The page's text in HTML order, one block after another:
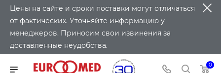
Цены на сайте и сроки поставки могут отличаться
от фактических. Уточняйте информацию у
менеджеров. Приносим свои извинения за
доставленные неудобства.
0